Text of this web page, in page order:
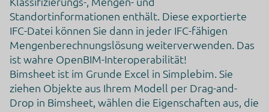
Standortinformationen enthält. Diese exportierte
IFC-Datei können Sie dann in jeder IFC-fähigen
Mengenberechnungslösung weiterverwenden. Das
ist wahre OpenBIM-Interoperabilität!
Bimsheet ist im Grunde Excel in Simplebim. Sie
ziehen Objekte aus Ihrem Modell per Drag-and-
Drop in Bimsheet, wählen die Eigenschaften aus, die
Alphabet Inc.
Google LLC
Google Ireland Limited
Datenschutzbeauftragter der verarbeitenden Firma
Nachfolgend finden Sie die E-Mail-Adresse des
Datenschutzbeauftragten des verarbeitenden
Unternehmens.
https://support.google.com/policies/contact/general_privac
y_form